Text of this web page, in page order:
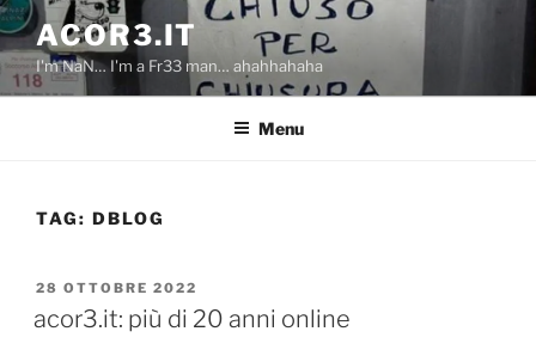
Salta
al
contenuto
ACOR3.IT
I'm NaN… I'm a Fr33 man… ahahhahaha
Menu
TAG: DBLOG
PUBBLICATO
28 OTTOBRE 2022
acor3.it: più di 20 anni online